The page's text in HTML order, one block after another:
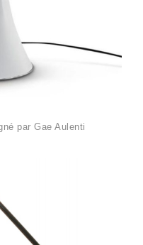
par Gae Aulenti